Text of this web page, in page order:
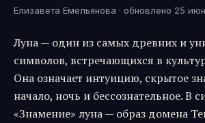
Елизавета Емельянова · обновлено 25
Луна — один из самых древних и
символов, встречающихся в
Она означает интуицию, скрытое
начало, ночь и бессознательное. В
«Знамение» луна — образ домена